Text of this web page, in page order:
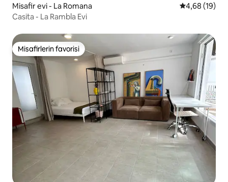
Misafir evi - La Romana 5 üzerinden
4,68 (19)
Casita - La Rambla Evi
Misafirlerin favorisi
Misafirlerin favorisi